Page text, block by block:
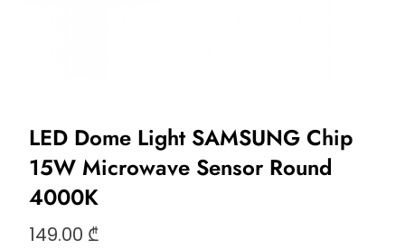
LED Dome Light SAMSUNG Chip
15W Microwave Sensor Round
4000K
149.00 ₾